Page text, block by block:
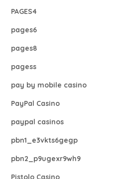
PAGES4
pages6
pages8
pagess
pay by mobile casino
PayPal Casino
paypal casinos
pbn1_e3vkts6gegp
pbn2_p9ugexr9wh9